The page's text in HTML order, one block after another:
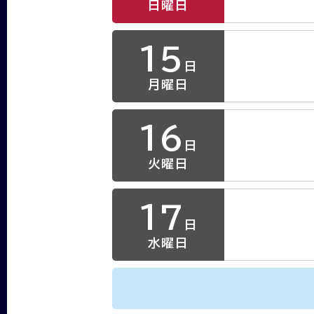
日曜日
15 日
月曜日
16 日
火曜日
17 日
水曜日